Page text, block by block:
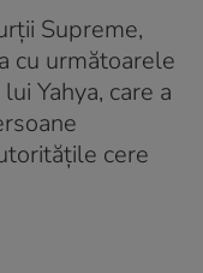
Supreme,
cu următoarele
Yahya, care a
cere